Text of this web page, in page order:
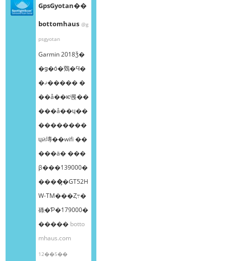
GpsGyotan��
bottomhaus @g
psgyotan
Garmin 2018ǯ�
�ǥ�ȯ�䳫�Ϥ�
�ޤ����� �
��å��ѥͥ롡��
���å��ɥ��
��������
ɥӥ塼��wifi ��
���ä� ���
β���139000�
����̡�GT52H
W-TM���Ȥ߹�
碌�Ƥ�179000�
����� botto
mhaus.com
12��5��